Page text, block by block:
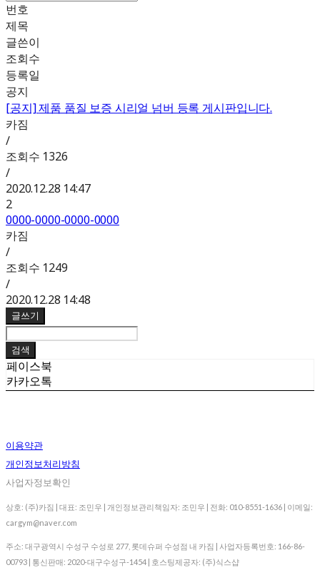
번호
제목
글쓴이
조회수
등록일
공지
[공지]제품 품질 보증 시리얼 넘버 등록 게시판입니다.
카짐
/
조회수 1326
/
2020.12.28 14:47
2
0000-0000-0000-0000
카짐
/
조회수 1249
/
2020.12.28 14:48
글쓰기
검색
페이스북
카카오톡
이용약관
개인정보처리방침
사업자정보확인
상호: (주)카짐 | 대표: 조민우 | 개인정보관리책임자: 조민우 | 전화: 010-8551-1636 | 이메일:
cargym@naver.com
주소: 대구광역시 수성구 수성로 277, 롯데슈퍼 수성점 내 카짐 | 사업자등록번호: 166-86-
00793 | 통신판매: 2020-대구수성구-1454 | 호스팅제공자: (주)식스샵